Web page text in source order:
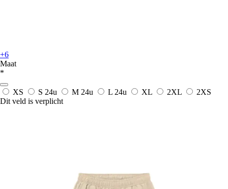
+6
Maat
*
XS S 24u M 24u L 24u XL 2XL
2XS
Dit veld is verplicht